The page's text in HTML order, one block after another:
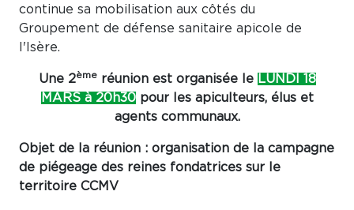
continue sa mobilisation aux côtés du
Groupement de défense sanitaire apicole de
l'Isère.
Une 2èmeréunion est organisée le LUNDI 18
MARS à 20h30pour les apiculteurs, élus et
agents communaux.
Objet de la réunion : organisation de la campagne
de piégeage des reines fondatrices sur le
territoire CCMV